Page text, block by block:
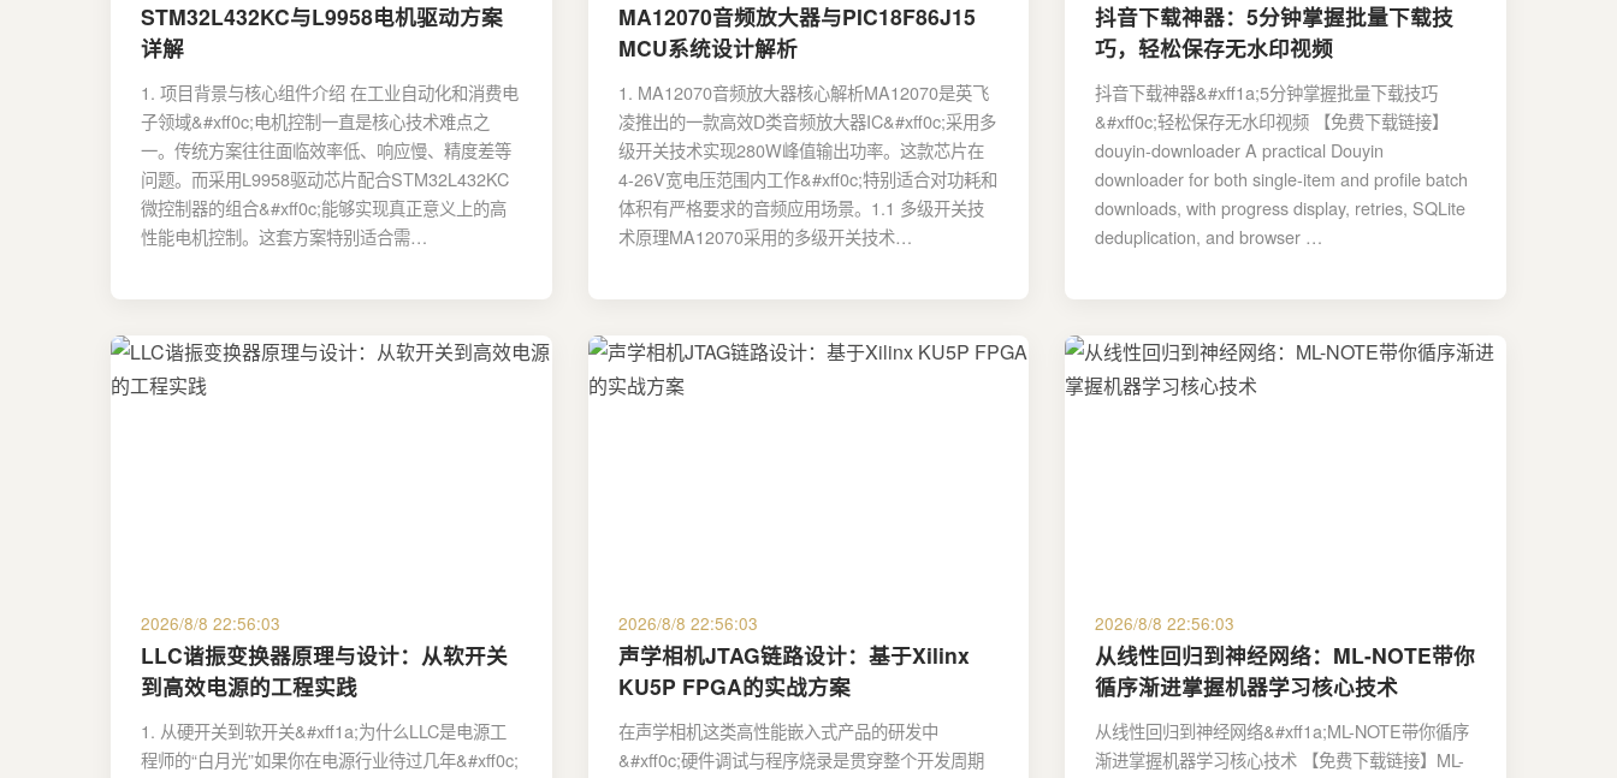
STM32L432KC与L9958电机驱动方案
详解
1. 项目背景与核心组件介绍 在工业自动化和消费电
子领域&#xff0c;电机控制一直是核心技术难点之
一。传统方案往往面临效率低、响应慢、精度差等
问题。而采用L9958驱动芯片配合STM32L432KC
微控制器的组合&#xff0c;能够实现真正意义上的高
性能电机控制。这套方案特别适合需…
MA12070音频放大器与PIC18F86J15
MCU系统设计解析
1. MA12070音频放大器核心解析MA12070是英飞
凌推出的一款高效D类音频放大器IC&#xff0c;采用多
级开关技术实现280W峰值输出功率。这款芯片在
4-26V宽电压范围内工作&#xff0c;特别适合对功耗和
体积有严格要求的音频应用场景。1.1 多级开关技
术原理MA12070采用的多级开关技术…
抖音下载神器：5分钟掌握批量下载技
巧，轻松保存无水印视频
抖音下载神器&#xff1a;5分钟掌握批量下载技巧
&#xff0c;轻松保存无水印视频 【免费下载链接】
douyin-downloader A practical Douyin
downloader for both single-item and profile batch
downloads, with progress display, retries, SQLite
deduplication, and browser …
2026/8/8 22:56:03
LLC谐振变换器原理与设计：从软开关
到高效电源的工程实践
1. 从硬开关到软开关&#xff1a;为什么LLC是电源工
程师的“白月光”如果你在电源行业待过几年&#xff0c;
2026/8/8 22:56:03
声学相机JTAG链路设计：基于Xilinx
KU5P FPGA的实战方案
在声学相机这类高性能嵌入式产品的研发中
&#xff0c;硬件调试与程序烧录是贯穿整个开发周期
2026/8/8 22:56:03
从线性回归到神经网络：ML-NOTE带你
循序渐进掌握机器学习核心技术
从线性回归到神经网络&#xff1a;ML-NOTE带你循序
渐进掌握机器学习核心技术 【免费下载链接】ML-